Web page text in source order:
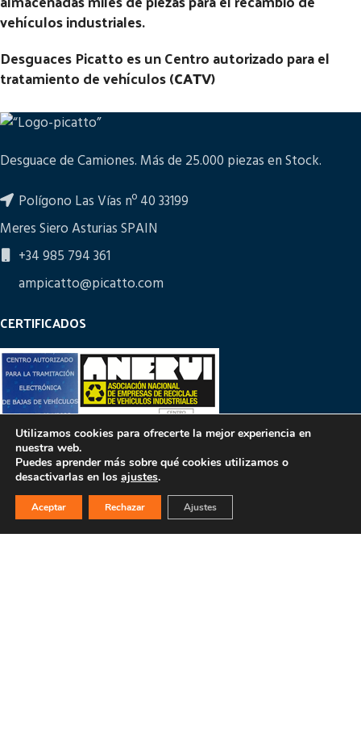
vehículos industriales.
Desguaces Picatto es un Centro autorizado para el
tratamiento de vehículos (CATV)
Desguace de Camiones. Más de 25.000 piezas en Stock.
Polígono Las Vías nº 40 33199
Meres Siero Asturias SPAIN
+34 985 794 361
ampicatto@picatto.com
CERTIFICADOS
PULSA PARA MÁS INFORMACIÓN
Utilizamos cookies para ofrecerte la mejor experiencia en
nuestra web.
Puedes aprender más sobre qué cookies utilizamos o
desactivarlas en los ajustes.
Aceptar Rechazar Ajustes